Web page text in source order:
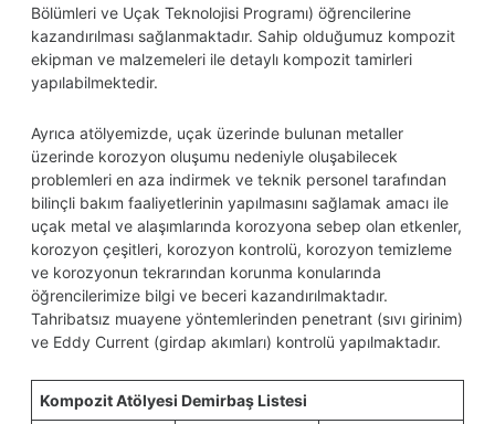
Bölümleri ve Uçak Teknolojisi Programı) öğrencilerine
kazandırılması sağlanmaktadır. Sahip olduğumuz kompozit
ekipman ve malzemeleri ile detaylı kompozit tamirleri
yapılabilmektedir.
Ayrıca atölyemizde, uçak üzerinde bulunan metaller
üzerinde korozyon oluşumu nedeniyle oluşabilecek
problemleri en aza indirmek ve teknik personel tarafından
bilinçli bakım faaliyetlerinin yapılmasını sağlamak amacı ile
uçak metal ve alaşımlarında korozyona sebep olan etkenler,
korozyon çeşitleri, korozyon kontrolü, korozyon temizleme
ve korozyonun tekrarından korunma konularında
öğrencilerimize bilgi ve beceri kazandırılmaktadır.
Tahribatsız muayene yöntemlerinden penetrant (sıvı girinim)
ve Eddy Current (girdap akımları) kontrolü yapılmaktadır.
Kompozit Atölyesi Demirbaş Listesi